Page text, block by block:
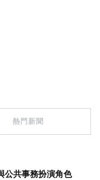
熱門新聞
公共事務扮演角色